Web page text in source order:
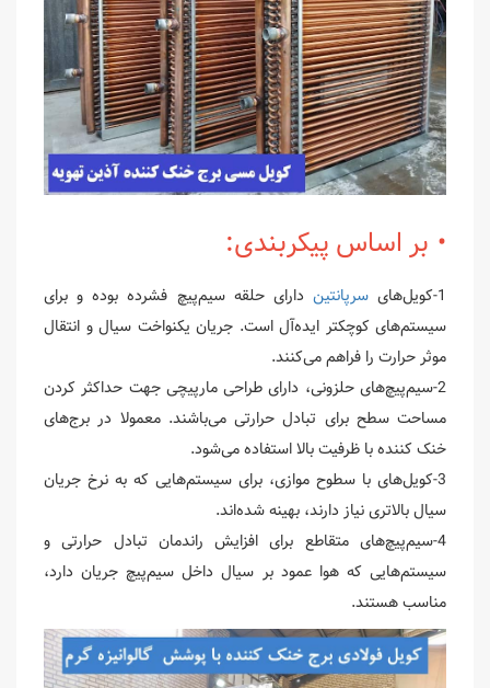
• بر اساس پیکربندی:
1-کویل‌های سرپانتین دارای حلقه سیم‌پیچ فشرده بوده و برای
سیستم‌های کوچکتر ایده‌آل است. جریان یکنواخت سیال و انتقال
موثر حرارت را فراهم می‌کنند.
2-سیم‌پیچ‌های حلزونی، دارای طراحی مارپیچی جهت حداکثر کردن
مساحت سطح برای تبادل حرارتی می‌باشند. معمولا در برج‌های
خنک کننده با ظرفیت بالا استفاده می‌شود.
3-کویل‌های با سطوح موازی، برای سیستم‌هایی که به نرخ جریان
سیال بالاتری نیاز دارند، بهینه شده‌اند.
4-سیم‌پیچ‌های متقاطع برای افزایش راندمان تبادل حرارتی و
سیستم‌هایی که هوا عمود بر سیال داخل سیم‌پیچ جریان دارد،
مناسب هستند.